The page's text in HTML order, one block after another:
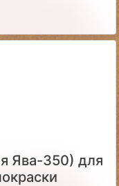
Ява-350) для